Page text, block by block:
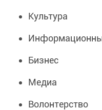
Культура
Бизнес
Медиа
Волонтерство